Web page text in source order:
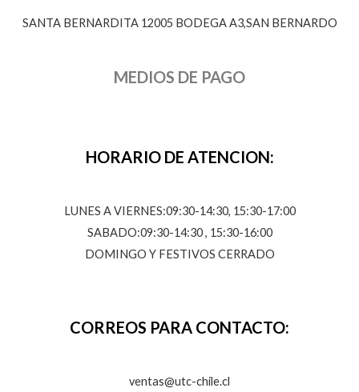
SANTA BERNARDITA 12005 BODEGA A3,SAN BERNARDO
MEDIOS DE PAGO
HORARIO DE ATENCION:
LUNES A VIERNES:09:30-14:30, 15:30-17:00
SABADO:09:30-14:30 , 15:30-16:00
DOMINGO Y FESTIVOS CERRADO
CORREOS PARA CONTACTO:
ventas@utc-chile.cl